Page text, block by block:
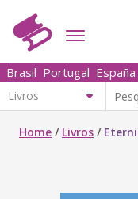
Brasil Portugal España
Home / Livros /